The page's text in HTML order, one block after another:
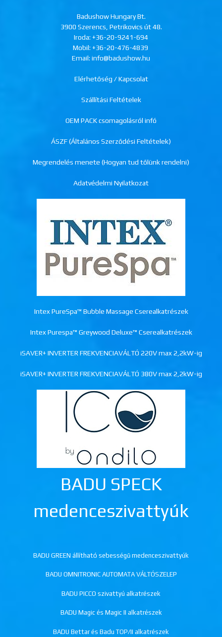
Badushow Hungary Bt.
3900 Szerencs, Petrikovics út 48.
Iroda: +36-20-9241-694
Mobil: +36-20-476-4839
Email: info@badushow.hu
Elérhetőség / Kapcsolat
Szállítási Feltételek
OEM PACK csomagolásról infó
ÁSZF (Általános Szerződési Feltételek)
Megrendelés menete (Hogyan tud tőlünk rendelni)
Adatvédelmi Nyilatkozat
Intex PureSpa™ Bubble Massage Cserealkatrészek
Intex Purespa™ Greywood Deluxe™ Cserealkatrészek
iSAVER+ INVERTER FREKVENCIAVÁLTÓ 220V max 2,2kW-ig
iSAVER+ INVERTER FREKVENCIAVÁLTÓ 380V max 2,2kW-ig
BADU SPECK
medenceszivattyúk
BADU GREEN állítható sebességű medenceszivattyúk
BADU OMNITRONIC AUTOMATA VÁLTÓSZELEP
BADU PICCO szivattyú alkatrészek
BADU Magic és Magic II alkatrészek
BADU Bettar és Badu TOP/II alkatrészek